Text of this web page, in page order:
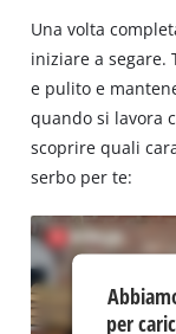
Una volta
iniziare a segare.
e pulito e
quando si lavora
scoprire quali
serbo per te:
Abbiamo
bisogno
per